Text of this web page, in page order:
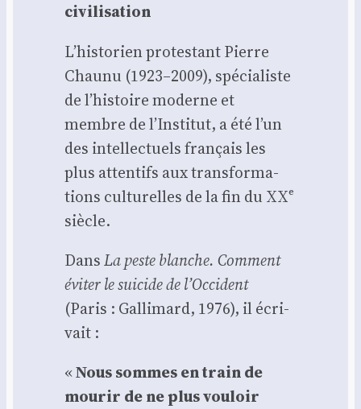
civi­li­sa­tion
L’historien pro­tes­tant Pierre
Chau­nu (1923–2009), spé­cia­liste
de l’histoire moderne et
membre de l’Institut, a été l’un
des intel­lec­tuels fran­çais les
plus atten­tifs aux trans­for­ma­
tions cultu­relles de la fin du XXᵉ
siècle.
DansLa peste blanche. Com­ment
évi­ter le sui­cide de l’Occident
(Paris : Gal­li­mard, 1976), il écri­
vait :
«Nous sommes en train de
mou­rir de ne plus vou­loir